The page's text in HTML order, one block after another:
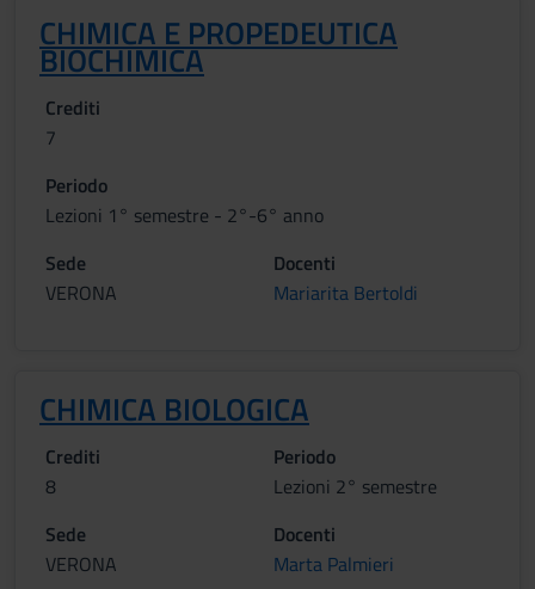
CHIMICA E PROPEDEUTICA
BIOCHIMICA
Crediti
7
Periodo
Lezioni 1° semestre - 2°-6° anno
Sede
VERONA
Docenti
Mariarita Bertoldi
CHIMICA BIOLOGICA
Crediti
8
Periodo
Lezioni 2° semestre
Sede
VERONA
Docenti
Marta Palmieri